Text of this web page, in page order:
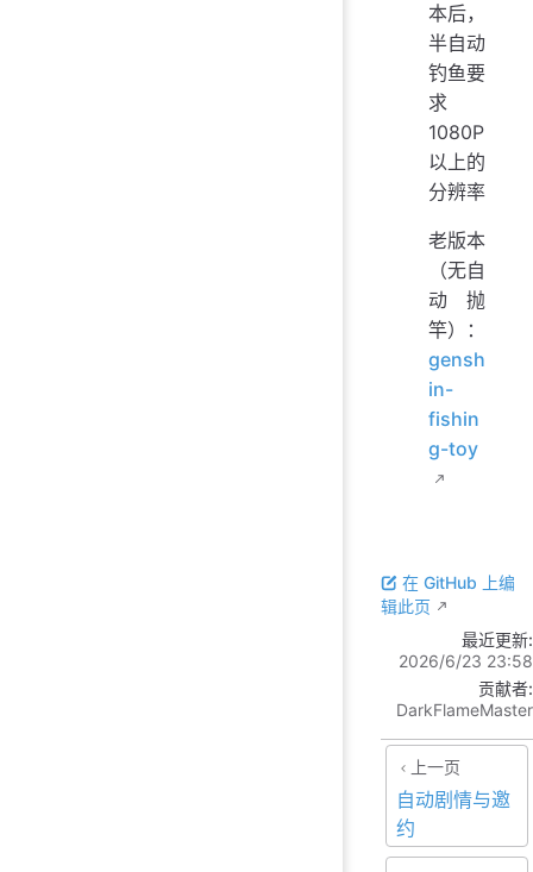
本后，
半自动
钓鱼要
求
1080P
以上的
分辨率
老版本
（无自
动抛
竿）：
gensh
in-
fishin
g-toy
在 GitHub 上编
辑此页
最近更新:
2026/6/23 23:58
贡献者:
DarkFlameMaster
上一页
自动剧情与邀
约